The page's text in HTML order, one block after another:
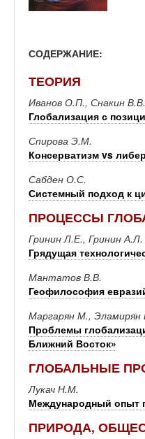
СОДЕРЖАНИЕ:
ТЕОРИЯ
Иванов О.П., Снакин В.В.
Глобализация с
Спирова Э.М.
Консерватизм vs
Сабден О.С.
Системный подход к
ПРОЦЕССЫ
Гринин Л.Е., Гринин А.Л.
Грядущая
Мантатов В.В.
Геофилософия
Маргарян М., Эламирян
Проблемы
Ближний Восток»
ГЛОБАЛЬНЫЕ
Лукач Н.М.
Международный опыт
ПРИРОДА,